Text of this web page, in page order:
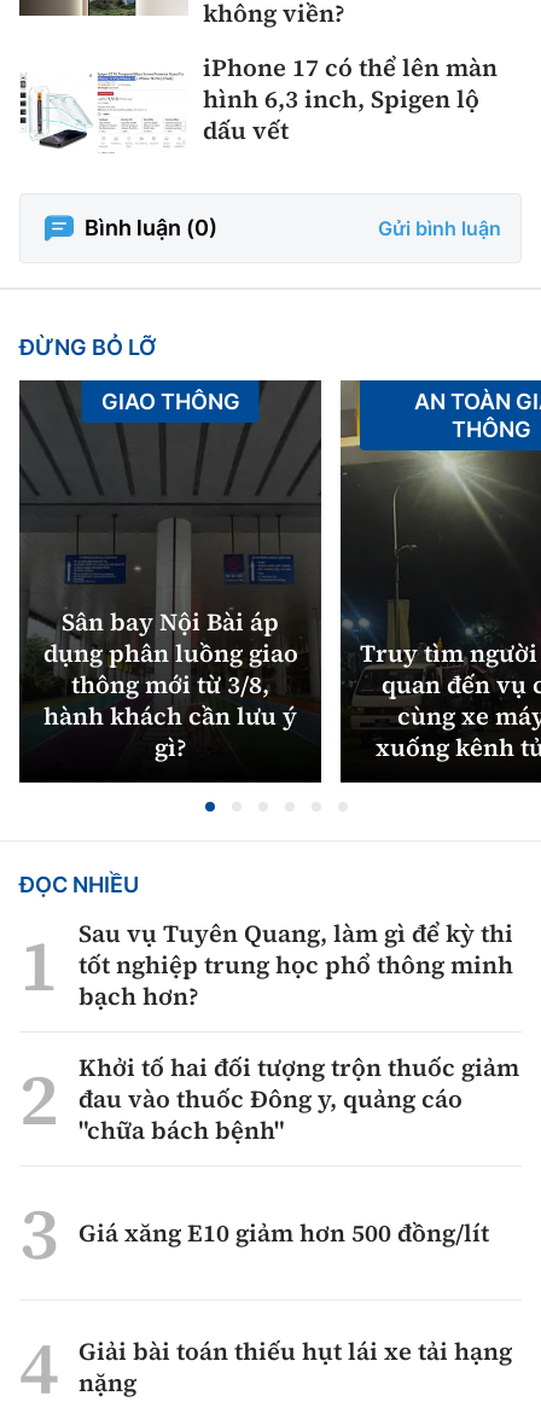
không viền?
iPhone 17 có thể lên màn
hình 6,3 inch, Spigen lộ
dấu vết
Bình luận (0) Gửi bình luận
ĐỪNG BỎ LỠ
Sân bay Nội Bài áp
dụng phân luồng giao
thông mới từ 3/8,
hành khách cần lưu ý
gì?
GIAO THÔNG
Truy tìm
quan đến vụ
cùng xe
xuống kênh
AN TOÀN
THÔNG
ĐỌC NHIỀU
Sau vụ Tuyên Quang, làm gì để kỳ thi
tốt nghiệp trung học phổ thông minh
bạch hơn?
Khởi tố hai đối tượng trộn thuốc giảm
đau vào thuốc Đông y, quảng cáo
"chữa bách bệnh"
Giá xăng E10 giảm hơn 500 đồng/lít
Giải bài toán thiếu hụt lái xe tải hạng
nặng